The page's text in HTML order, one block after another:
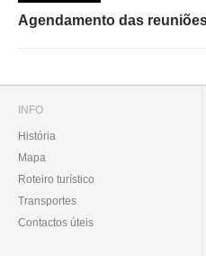
Agendamento das
INFO
História
Mapa
Roteiro turístico
Transportes
Contactos úteis